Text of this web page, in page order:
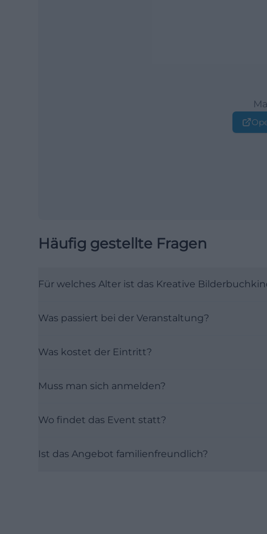
Häufig gestellte Fragen
Für welches Alter ist das Kreative
Was passiert bei der Veranstaltung?
Was kostet der Eintritt?
Muss man sich anmelden?
Wo findet das Event statt?
Ist das Angebot familienfreundlich?